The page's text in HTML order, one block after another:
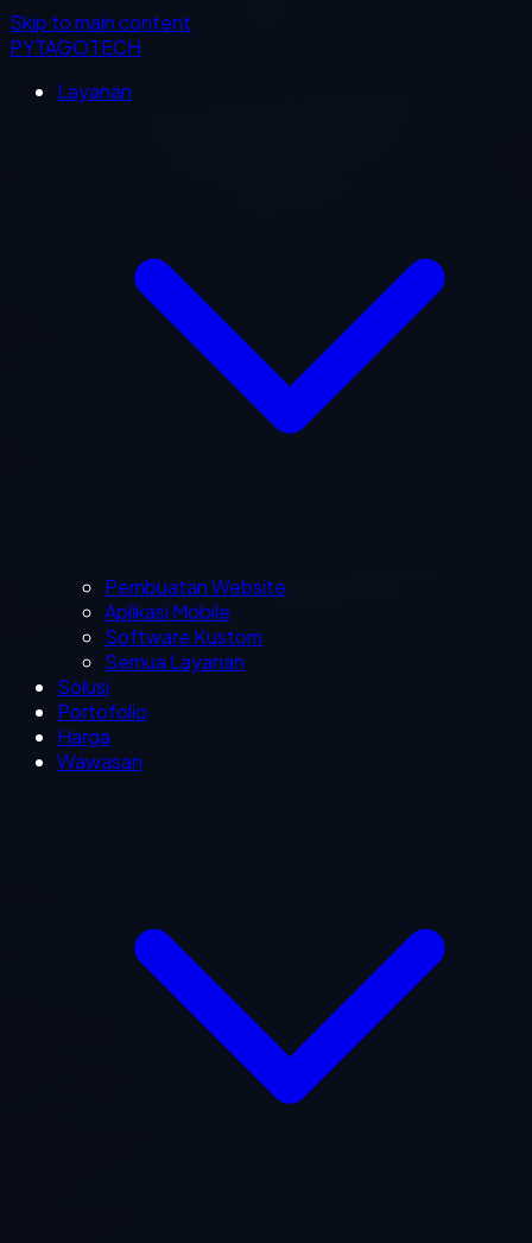
Skip to main content
PYTAGOTECH
Layanan
Pembuatan Website
Aplikasi Mobile
Software Kustom
Semua Layanan
Solusi
Portofolio
Harga
Wawasan